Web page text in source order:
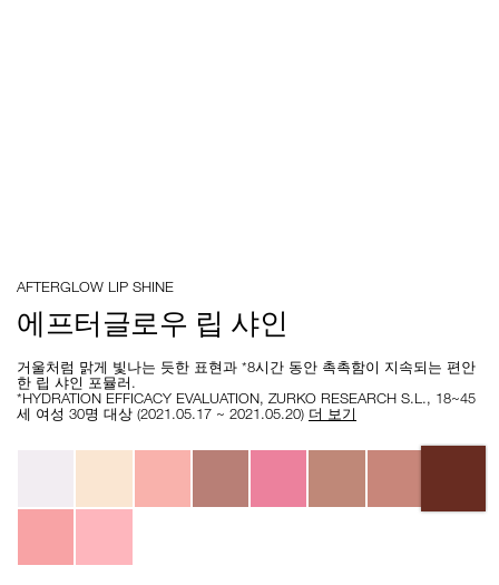
%EB%A6%BD-
No.AFTERGLOW LIP SHINE
에프터글로우 립 샤인
거울처럼 맑게 빛나는 듯한 표현과 *8시간 동안 촉촉함이 지속되는 편안
한 립 샤인 포뮬러.
*HYDRATION EFFICACY EVALUATION, ZURKO RESEARCH S.L., 18~45
세 여성 30명 대상 (2021.05.17 ~ 2021.05.20) 더 보기